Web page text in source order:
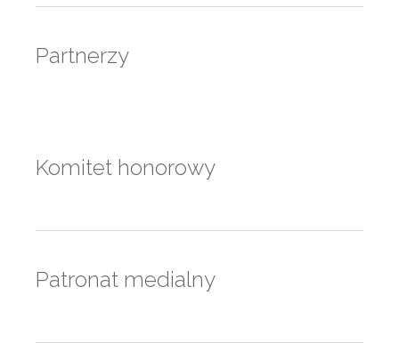
Partnerzy
Komitet honorowy
Patronat medialny